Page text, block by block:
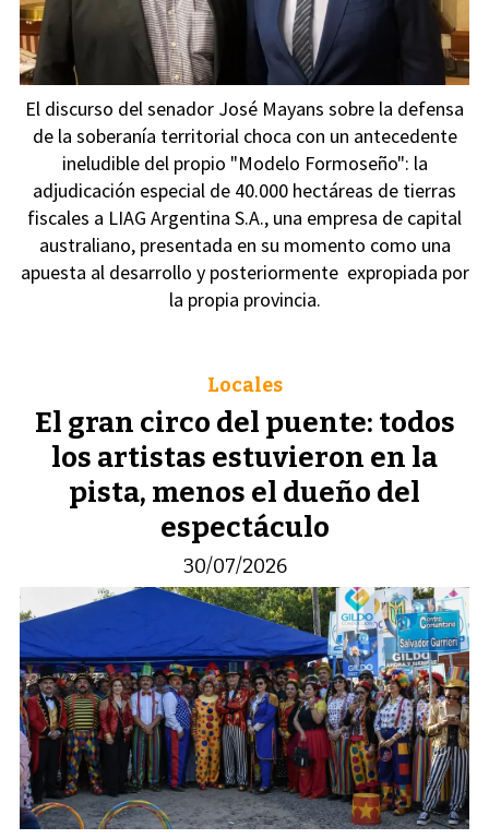
El discurso del senador José Mayans sobre la defensa
de la soberanía territorial choca con un antecedente
ineludible del propio "Modelo Formoseño": la
adjudicación especial de 40.000 hectáreas de tierras
fiscales a LIAG Argentina S.A., una empresa de capital
australiano, presentada en su momento como una
apuesta al desarrollo y posteriormente expropiada por
la propia provincia.
El gran circo del puente: todos
los artistas estuvieron en la
pista, menos el dueño del
espectáculo
Locales
30/07/2026